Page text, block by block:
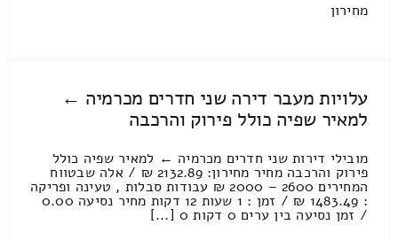
מחירון
עלויות מעבר דירה שני חדרים מכרמיה ←
למאיר שפיה כולל פירוק והרכבה
מובילי דירות שני חדרים מכרמיה ← למאיר שפיה כולל
פירוק והרכבה מחיר מחירון: 2132.89 ₪ / אלה שבטווח
המחירים 2600 – 2000 ₪ עבודות סבלות , טעינה ופריקה
: 1483.49 ₪ / זמן : 1 שעות 12 דקות מחיר נסיעה 0.00
/ זמן נסיעה בין ערים 0 דקות 0 [...]